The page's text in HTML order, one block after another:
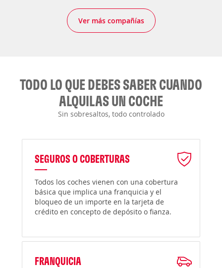
Ver más compañías
TODO LO QUE DEBES SABER CUANDO
ALQUILAS UN COCHE
Sin sobresaltos, todo controlado
SEGUROS O COBERTURAS
Todos los coches vienen con una cobertura
básica que implica una franquicia y el
bloqueo de un importe en la tarjeta de
crédito en concepto de depósito o fianza.
FRANQUICIA